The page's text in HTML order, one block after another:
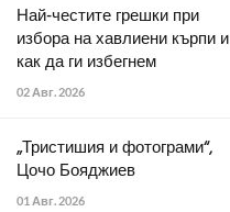
Най-честите грешки при
избора на хавлиени кърпи и
как да ги избегнем
02 Авг. 2026
„Тристишия и фотограми“,
Цочо Бояджиев
01 Авг. 2026